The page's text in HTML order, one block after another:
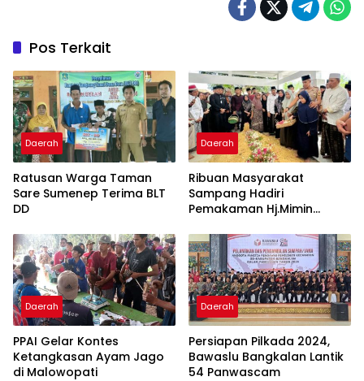
Pos Terkait
Daerah
Ratusan Warga Taman
Sare Sumenep Terima BLT
DD
Daerah
Ribuan Masyarakat
Sampang Hadiri
Pemakaman Hj.Mimin
Daerah
PPAI Gelar Kontes
Ketangkasan Ayam Jago
di Malowopati
Daerah
Persiapan Pilkada 2024,
Bawaslu Bangkalan Lantik
54 Panwascam